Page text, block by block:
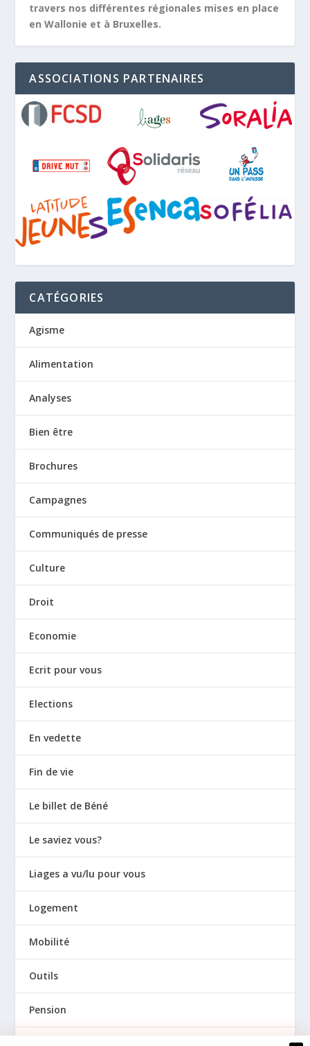
travers nos différentes régionales mises en place
en Wallonie et à Bruxelles.
ASSOCIATIONS PARTENAIRES
CATÉGORIES
Agisme
Alimentation
Analyses
Bien être
Brochures
Campagnes
Communiqués de presse
Culture
Droit
Economie
Ecrit pour vous
Elections
En vedette
Fin de vie
Le billet de Béné
Le saviez vous?
Liages a vu/lu pour vous
Logement
Mobilité
Outils
Pension